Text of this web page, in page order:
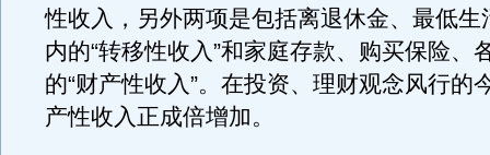
性收入，另外两项是包括离退休金、最低生
内的“转移性收入”和家庭存款、购买保险、
的“财产性收入”。在投资、理财观念风行的
产性收入正成倍增加。